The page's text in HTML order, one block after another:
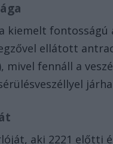
kiemelt fontosságú
ellátott
fennáll a
aki 2221